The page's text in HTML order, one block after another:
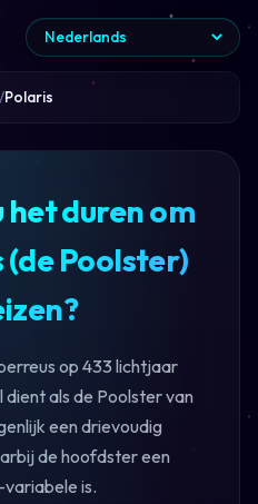
Polaris
het duren om
Poolster)
op 433 lichtjaar
als de Poolster van
een drievoudig
de hoofdster een
is.